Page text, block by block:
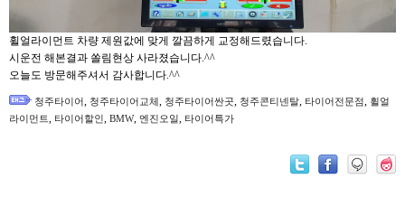
휠얼라이먼트 차량 제원값에 맞게 깔끔하게 교정해드렸습니다.
시운전 해본결과 쏠림현상 사라졌습니다.^^
오늘도 방문해주셔서 감사합니다.^^
청주타이어, 청주타이어교체 , 청주타이어싼곳, 청주콘티넨탈, 타이어전문점, 휠얼
라이먼트, 타이어할인 , BMW, 엔진오일, 타이어특가